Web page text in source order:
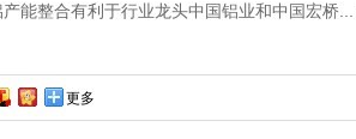
能整合有利于行业龙头中国铝业和中国宏桥...
更多